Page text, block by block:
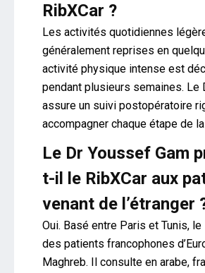
RibXCar ?
Les activités quotidiennes
généralement reprises en
activité physique intense est
pendant plusieurs semaines. Le
assure un suivi postopératoire
accompagner chaque étape de
Le Dr Youssef Gam
t-il le RibXCar aux
venant de l’étranger
Oui. Basé entre Paris et Tunis, le
des patients francophones
Maghreb. Il consulte en arabe,